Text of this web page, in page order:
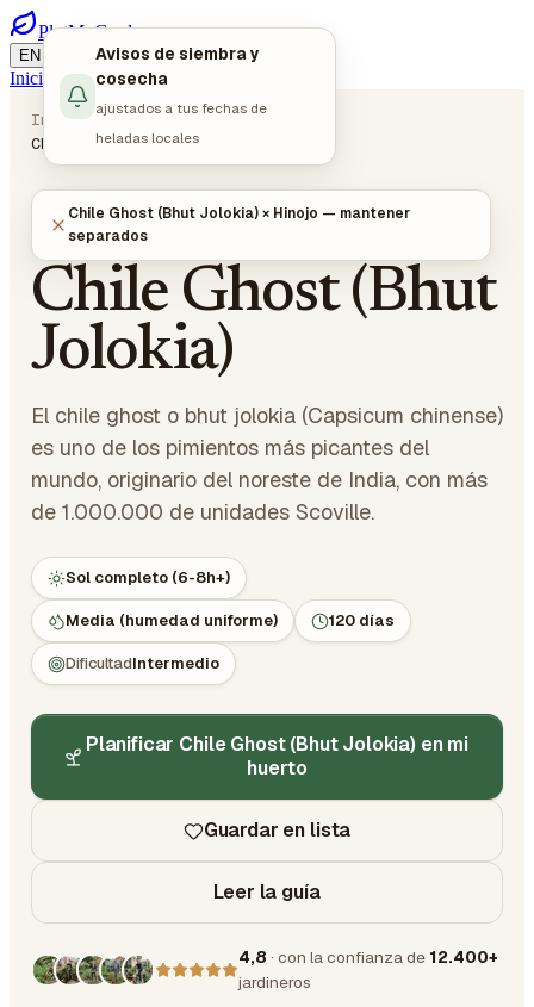
PlotMyGarden
EN / ES
Iniciar sesiónEmpezar a planificar
Inicio Plantas
Verduras
Chile Ghost (Bhut Jolokia)
VERDURAS· SOLANÁCEAS
Chile Ghost (Bhut
Jolokia)
El chile ghost o bhut jolokia (Capsicum chinense)
es uno de los pimientos más picantes del
mundo, originario del noreste de India, con más
de 1.000.000 de unidades Scoville.
Sol completo (6-8h+)
Media (humedad uniforme) 120 días
DificultadIntermedio
Planificar Chile Ghost (Bhut Jolokia) en mi
huerto
Guardar en lista
Leer la guía
4,8 · con la confianza de 12.400+
jardineros
Avisos de siembra y
cosecha
ajustados a tus fechas de
heladas locales
Chile Ghost (Bhut Jolokia) × Hinojo — mantener
separados